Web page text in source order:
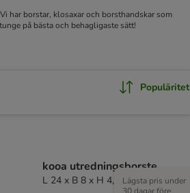
har borstar, klosaxar och borsthandskar som
på bästa och behagligaste sätt!
Populäritet
kooa utredningsborste
L 24 x B 8 x H 4,5 cmLägsta pris under